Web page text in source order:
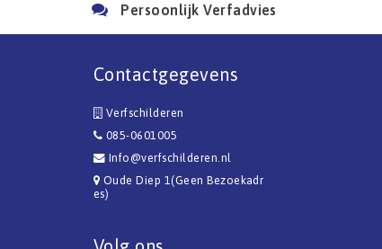
Persoonlijk Verfadvies
Contactgegevens
Verfschilderen
085-0601005
Info@verfschilderen.nl
Oude Diep 1(Geen Bezoekadr
es)